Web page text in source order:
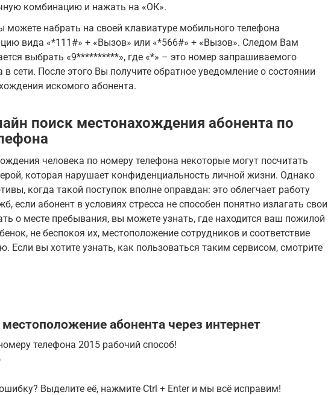
комбинацию и нажать на «ОК».
можете набрать на своей клавиатуре мобильного телефона
вида «*111#» + «Вызов» или «*566#» + «Вызов». Следом Вам
выбрать «9**********», где «*» – это номер запрашиваемого
в сети. После этого Вы получите обратное уведомление о состоянии
искомого абонента.
поиск местонахождения абонента по
человека по номеру телефона некоторые могут посчитать
которая нарушает конфиденциальность личной жизни. Однако
когда такой поступок вполне оправдан: это облегчает работу
если абонент в условиях стресса не способен понятно излагать свои
о месте пребывания, вы можете узнать, где находится ваш пожилой
не беспокоя их, местоположение сотрудников и соответствие
Если вы хотите узнать, как пользоваться таким сервисом, смотрите
абонента через интернет
телефона 2015 рабочий способ!
Выделите её, нажмите Ctrl + Enter и мы всё исправим!